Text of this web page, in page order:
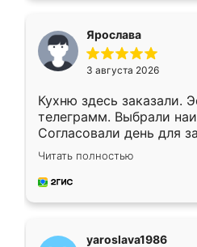
Ярослава
3 августа 2026
Кухню здесь заказали.
телеграмм. Выбрали
Согласовали день для
недели кухня была уже
довольны работой.
мебель за качественную
Читать полностью
yaroslava1986